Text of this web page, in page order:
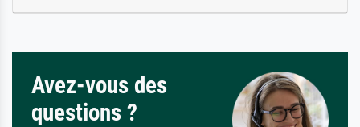
Avez-vous des
questions ?